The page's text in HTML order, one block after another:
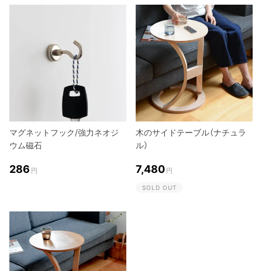
マグネットフック/強力ネオジ
ウム磁石
286 円
木のサイドテーブル（ナチュラ
ル）
7,480 円
SOLD OUT